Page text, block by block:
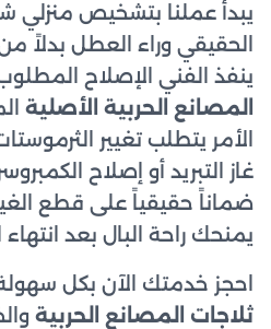
يبدأ عملنا بتشخيص منزلي
الحقيقي وراء العطل بدلاً
ينفذ الفني الإصلاح
المصانع الحربية الأصلية
الأمر يتطلب تغيير
غاز التبريد أو إصلاح
ضماناً حقيقياً على قطع
يمنحك راحة البال بعد انتهاء
احجز خدمتك الآن بكل
ثلاجات المصانع الحربية